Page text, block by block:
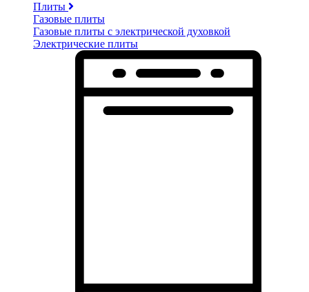
Плиты
Газовые плиты
Газовые плиты с электрической духовкой
Электрические плиты